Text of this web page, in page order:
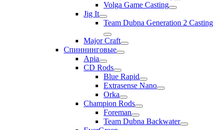
Volga Game Casting
Jig It
Team Dubna Generation 2 Casting
Major Craft
Спиннинговые
Apia
CD Rods
Blue Rapid
Extrasense Nano
Orka
Champion Rods
Foreman
Team Dubna Backwater